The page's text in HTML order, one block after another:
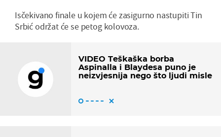
Isčekivano finale u kojem će zasigurno nastupiti Tin
Srbić održat će se petog kolovoza.
VIDEO Teškaška borba
Aspinalla i Blaydesa puno je
neizvjesnija nego što ljudi misle